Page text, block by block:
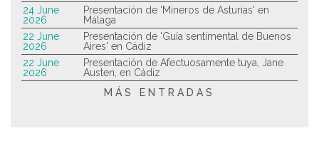
24 June
2026
Presentación de 'Mineros de Asturias' en
Málaga
22 June
2026
Presentación de 'Guía sentimental de Buenos
Aires' en Cádiz
22 June
2026
Presentación de Afectuosamente tuya, Jane
Austen, en Cádiz
MÁS ENTRADAS